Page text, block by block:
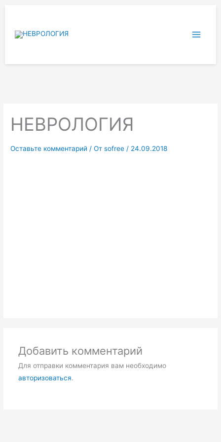
содержимому
НЕВРОЛОГИЯ
Оставьте комментарий / Отsofree / 24.09.2018
Добавить комментарий
Для отправки комментария вам необходимо
авторизоваться.